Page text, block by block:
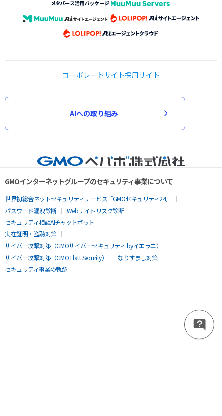
コーポレートサイト採用サイト
AIへの取り組み
GMOインターネットグループのセキュリティ事業について
世界初総合ネットセキュリティサービス「GMOセキュリティ24」
パスワード漏洩診断
Webサイトリスク診断
セキュリティ相談AIチャットボット
実在証明・盗聴対策
サイバー攻撃対策（GMOサイバーセキュリティ byイエラエ）
サイバー攻撃対策（GMO Flatt Security）
なりすまし対策
セキュリティ事業の軌跡